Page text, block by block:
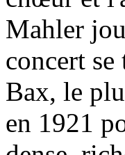
Mahler
concert
Bax, le
en 1921